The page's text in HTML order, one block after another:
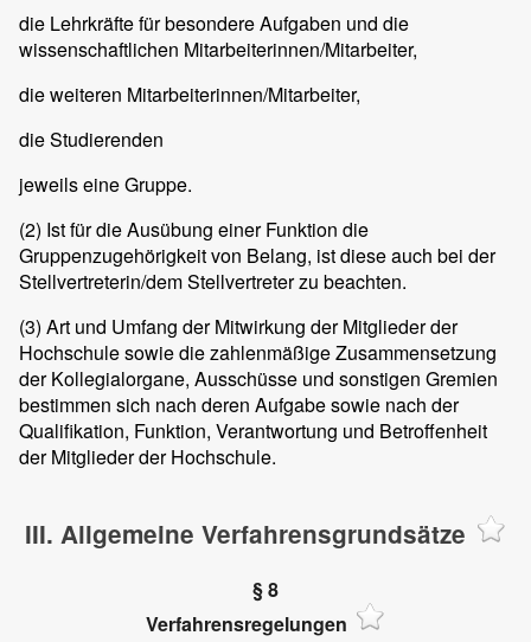
die Lehrkräfte für besondere Aufgaben und die
wissenschaftlichen Mitarbeiterinnen/Mitarbeiter,
die weiteren Mitarbeiterinnen/Mitarbeiter,
die Studierenden
jeweils eine Gruppe.
(2) Ist für die Ausübung einer Funktion die
Gruppenzugehörigkeit von Belang, ist diese auch bei der
Stellvertreterin/dem Stellvertreter zu beachten.
(3) Art und Umfang der Mitwirkung der Mitglieder der
Hochschule sowie die zahlenmäßige Zusammensetzung
der Kollegialorgane, Ausschüsse und sonstigen Gremien
bestimmen sich nach deren Aufgabe sowie nach der
Qualifikation, Funktion, Verantwortung und Betroffenheit
der Mitglieder der Hochschule.
III. Allgemeine Verfahrensgrundsätze
§ 8
Verfahrensregelungen